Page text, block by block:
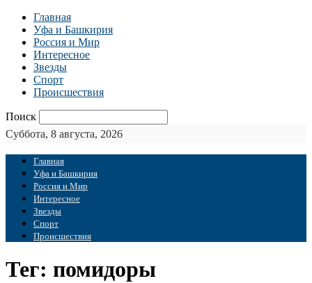
Главная
Уфа и Башкирия
Россия и Мир
Интересное
Звезды
Спорт
Происшествия
Поиск
Суббота, 8 августа, 2026
Главная
Уфа и Башкирия
Россия и Мир
Интересное
Звезды
Спорт
Происшествия
Тег: помидоры